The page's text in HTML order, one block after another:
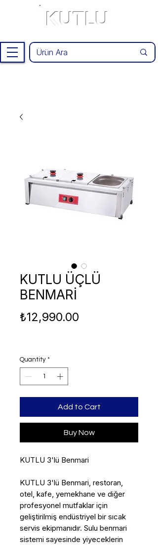
KUTLU
KUTLU ÜÇLÜ
BENMARİ
₺12,990.00
Quantity *
Add to Cart
Buy Now
KUTLU 3'lü Benmari
KUTLU 3'lü Benmari, restoran,
otel, kafe, yemekhane ve diğer
profesyonel mutfaklar için
geliştirilmiş endüstriyel bir sıcak
servis ekipmanıdır. Sulu benmari
sistemi sayesinde yiyeceklerin